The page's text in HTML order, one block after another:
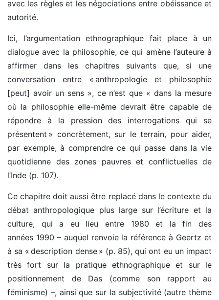
avec les règles et les négociations entre obéissance et
autorité.
Ici, l’argumentation ethnographique fait place à un
dialogue avec la philosophie, ce qui amène l’auteure à
affirmer dans les chapitres suivants que, si une
conversation entre « anthropologie et philosophie
[peut] avoir un sens », ce n’est que « dans la mesure
où la philosophie elle-même devrait être capable de
répondre à la pression des interrogations qui se
présentent » concrètement, sur le terrain, pour aider,
par exemple, à comprendre ce qui passe dans la vie
quotidienne des zones pauvres et conflictuelles de
l’Inde (p. 107).
Ce chapitre doit aussi être replacé dans le contexte du
débat anthropologique plus large sur l’écriture et la
culture, qui a eu lieu entre 1980 et la fin des
années 1990 – auquel renvoie la référence à Geertz et
à sa « description dense » (p. 85), qui ont eu un impact
très fort sur la pratique ethnographique et sur le
positionnement de Das (comme son rapport au
féminisme) –, ainsi que sur la subjectivité (autre thème